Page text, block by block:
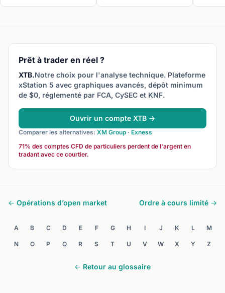
sur le graphique.
créant un plafond visible.
range
Prêt à trader en réel ?
XTB.Notre choix pour l'analyse technique. Plateforme
xStation 5 avec graphiques avancés, dépôt minimum
de $0, réglementé par FCA, CySEC et KNF.
Ouvrir un compte XTB →
Comparer les alternatives: XM Group · Exness
71% des comptes CFD de particuliers perdent de l'argent en
tradant avec ce courtier.
← Opérations d’open market Ordre à cours limité →
A B C D E F G H I J K L M
N O P Q R S T U V W X Y Z
← Retour au glossaire